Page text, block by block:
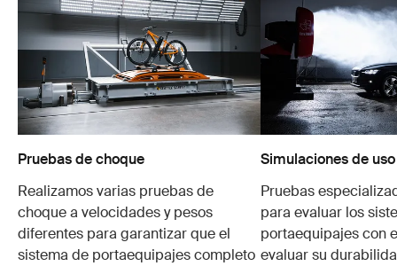
Pruebas de choque
Realizamos varias pruebas de
choque a velocidades y pesos
diferentes para garantizar que el
sistema de portaequipajes completo
Simulaciones de
Pruebas
para evaluar los
portaequipajes con
evaluar su